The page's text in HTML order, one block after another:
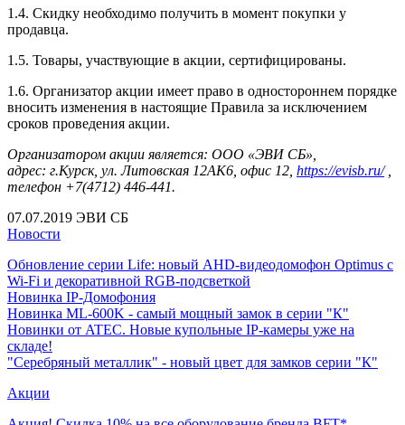
1.4. Скидку необходимо получить в момент покупки у
продавца.
1.5. Товары, участвующие в акции, сертифицированы.
1.6. Организатор акции имеет право в одностороннем порядке
вносить изменения в настоящие Правила за исключением
сроков проведения акции.
Организатором акции является: ООО «ЭВИ СБ»,
адрес: г.Курск, ул. Литовская 12АК6, офис 12 https://evisb.ru/
телефон +7(4712) 446-441.
07.07.2019 ЭВИ СБ
Новости
Обновление серии Life: новый AHD-видеодомофон Optimus с
Wi-Fi и декоративной RGB-подсветкой
Новинка IP-Домофония
Новинка ML-600K - самый мощный замок в серии "К"
Новинки от ATEC. Новые купольные IP-камеры уже на
складе!
"Серебряный металлик" - новый цвет для замков серии "К"
Акции